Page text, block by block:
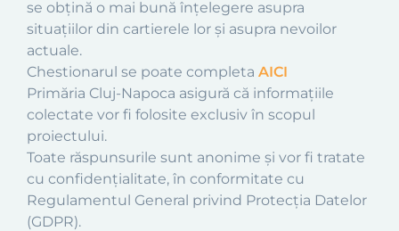
se obțină o mai bună înțelegere asupra
situațiilor din cartierele lor și asupra nevoilor
actuale.
Chestionarul se poate completa AICI
Primăria Cluj-Napoca asigură că informațiile
colectate vor fi folosite exclusiv în scopul
proiectului.
Toate răspunsurile sunt anonime și vor fi tratate
cu confidențialitate, în conformitate cu
Regulamentul General privind Protecția Datelor
(GDPR).